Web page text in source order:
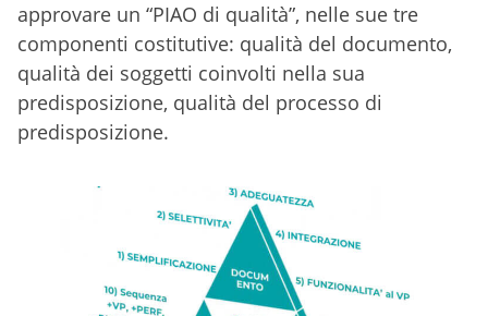
approvare un “PIAO di qualità”, nelle sue tre
componenti costitutive: qualità del documento,
qualità dei soggetti coinvolti nella sua
predisposizione, qualità del processo di
predisposizione.